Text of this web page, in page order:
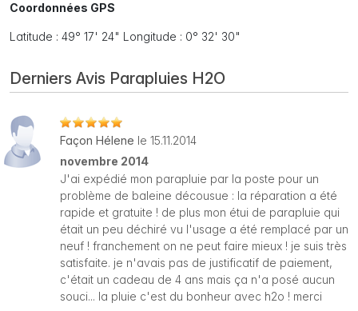
Coordonnées GPS
Latitude : 49° 17' 24" Longitude : 0° 32' 30"
Derniers Avis Parapluies H2O
Façon Hélene le 15.11.2014
novembre 2014
J'ai expédié mon parapluie par la poste pour un
problème de baleine décousue : la réparation a été
rapide et gratuite ! de plus mon étui de parapluie qui
était un peu déchiré vu l'usage a été remplacé par un
neuf ! franchement on ne peut faire mieux ! je suis très
satisfaite. je n'avais pas de justificatif de paiement,
c'était un cadeau de 4 ans mais ça n'a posé aucun
souci... la pluie c'est du bonheur avec h2o ! merci